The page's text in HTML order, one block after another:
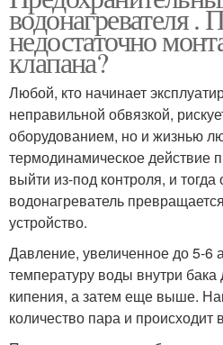
водонагревателя .
недостаточно
клапана?
Любой, кто начинает
неправильной обвязкой,
оборудованием, но и жизнью
термодинамическое действие
выйти из-под контроля, и
водонагреватель
устройство.
Давление, увеличенное до 5-
температуру воды внутри бака
кипения, а затем еще выше.
количество пара и происходит